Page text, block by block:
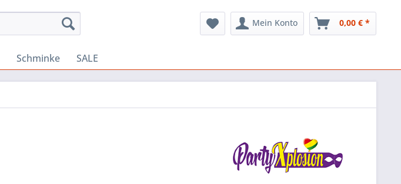
Mein Konto 0,00 € *
Schminke SALE